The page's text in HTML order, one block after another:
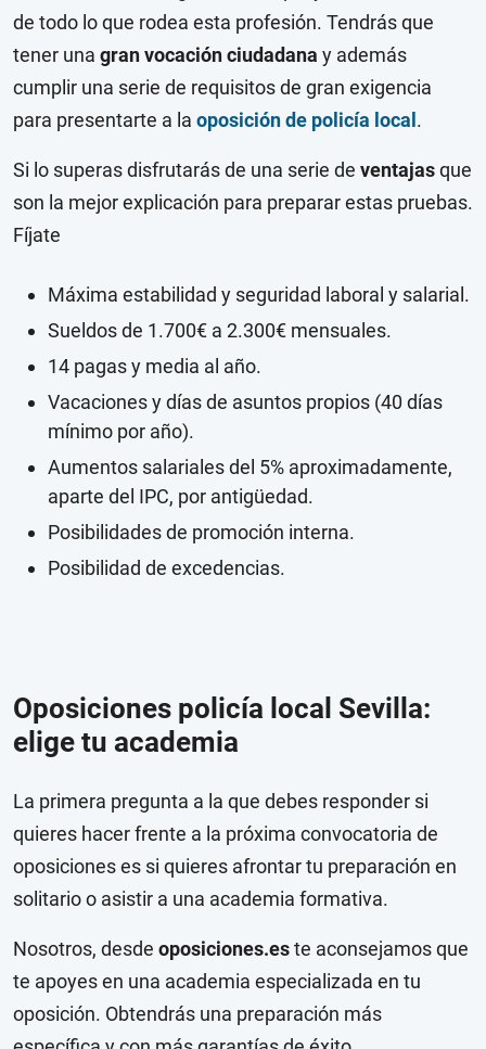
de todo lo que rodea esta profesión. Tendrás que
tener una gran vocación ciudadana y además
cumplir una serie de requisitos de gran exigencia
para presentarte a la oposición de policía local .
Si lo superas disfrutarás de una serie de ventajasque
son la mejor explicación para preparar estas pruebas.
Fíjate
Máxima estabilidad y seguridad laboral y salarial.
Sueldos de 1.700€ a 2.300€ mensuales.
14 pagas y media al año.
Vacaciones y días de asuntos propios (40 días
mínimo por año).
Aumentos salariales del 5% aproximadamente,
aparte del IPC, por antigüedad.
Posibilidades de promoción interna.
Posibilidad de excedencias.
Oposiciones policía local Sevilla:
elige tu academia
La primera pregunta a la que debes responder si
quieres hacer frente a la próxima convocatoria de
oposiciones es si quieres afrontar tu preparación en
solitario o asistir a una academia formativa.
Nosotros, desde oposiciones.este aconsejamos que
te apoyes en una academia especializada en tu
oposición. Obtendrás una preparación más